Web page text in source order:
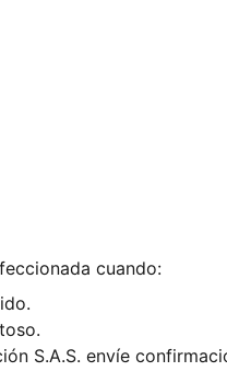
cuando:
S.A.S. envíe